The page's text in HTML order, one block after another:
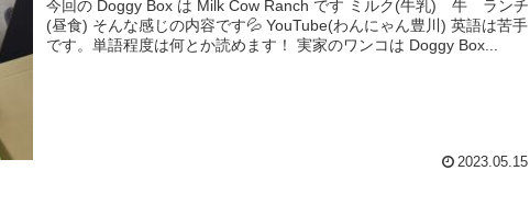
今回の Doggy Box は Milk Cow Ranch です ミルク(牛乳) 牛 ランチ
(昼食) そんな感じの内容です💦 YouTube(わんにゃん豊川) 英語は苦手
です。単語程度は何とか読めます！ 実家のワンコは Doggy Box...
2023.05.15